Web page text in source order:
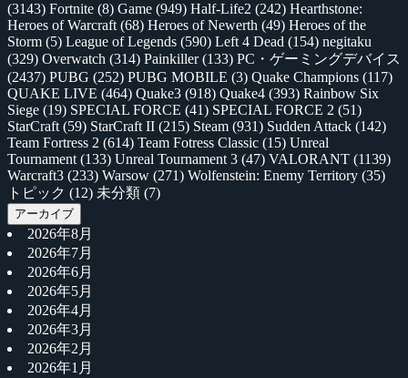
(3143) Fortnite (8) Game (949) Half-Life2 (242) Hearthstone:
Heroes of Warcraft (68) Heroes of Newerth (49) Heroes of the
Storm (5) League of Legends (590) Left 4 Dead (154) negitaku
(329) Overwatch (314) Painkiller(133) PC・ゲーミングデバイス
(2437) PUBG (252) PUBG MOBILE (3) Quake Champions (117)
QUAKE LIVE (464) Quake3 (918) Quake4 (393) Rainbow Six
Siege (19) SPECIAL FORCE (41) SPECIAL FORCE 2 (51)
StarCraft (59) StarCraft II (215) Steam (931) Sudden Attack (142)
Team Fortress 2 (614) Team Fotress Classic (15) Unreal
Tournament (133) Unreal Tournament 3 (47) VALORANT (1139)
Warcraft3 (233) Warsow (271) Wolfenstein: Enemy Territory (35)
トピック (12) 未分類 (7)
アーカイブ
2026年8月
2026年7月
2026年6月
2026年5月
2026年4月
2026年3月
2026年2月
2026年1月